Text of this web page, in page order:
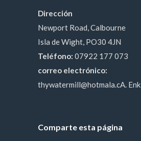
Dirección
Newport Road, Calbourne
Isla de Wight, PO30 4JN
Teléfono: 07922 177 073
correo electrónico:
thywatermill@hotmala.cA. Enk
Comparte esta página